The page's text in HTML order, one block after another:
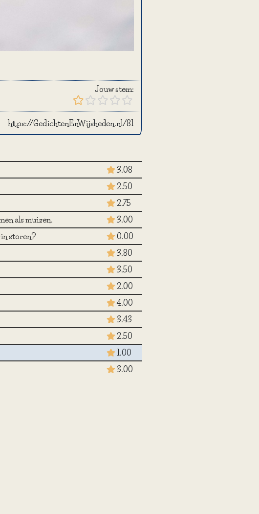
Jouw stem:
https://GedichtenEnWijsheden.nl/81
3.08
2.50
2.75
als muizen.
3.00
storen?
0.00
3.80
3.50
2.00
4.00
3.43
2.50
1.00
3.00